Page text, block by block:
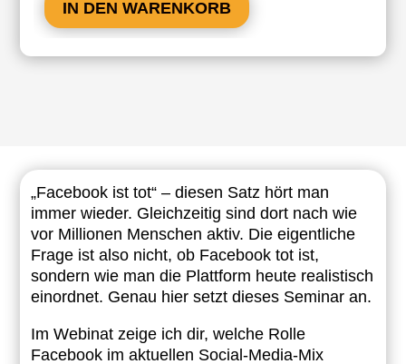
IN DEN WARENKORB
„Facebook ist tot“ – diesen Satz hört man
immer wieder. Gleichzeitig sind dort nach wie
vor Millionen Menschen aktiv. Die eigentliche
Frage ist also nicht, ob Facebook tot ist,
sondern wie man die Plattform heute realistisch
einordnet. Genau hier setzt dieses Seminar an.
Im Webinat zeige ich dir, welche Rolle
Facebook im aktuellen Social-Media-Mix